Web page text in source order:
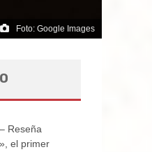
Foto: Google Images
Reseña
el primer